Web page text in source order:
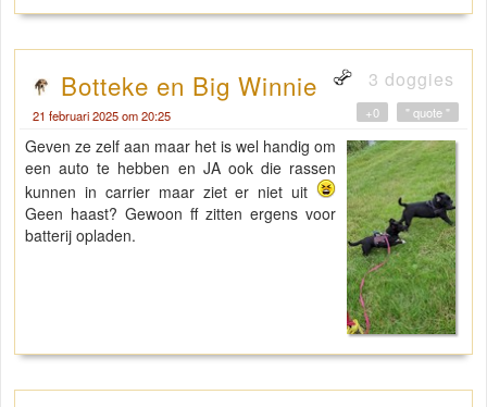
Botteke en Big Winnie 3 doggies
21 februari 2025 om 20:25 " quote "
+0
Geven ze zelf aan maar het is wel handig om
een auto te hebben en JA ook die rassen
kunnen in carrier maar ziet er niet uit
Geen haast? Gewoon ff zitten ergens voor
batterij opladen.